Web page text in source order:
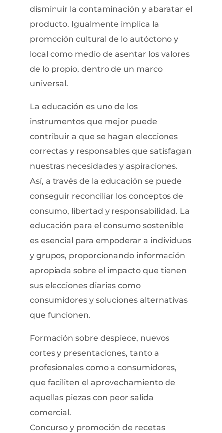
disminuir la contaminación y abaratar el
producto. Igualmente implica la
promoción cultural de lo autóctono y
local como medio de asentar los valores
de lo propio, dentro de un marco
universal.
La educación es uno de los
instrumentos que mejor puede
contribuir a que se hagan elecciones
correctas y responsables que satisfagan
nuestras necesidades y aspiraciones.
Así, a través de la educación se puede
conseguir reconciliar los conceptos de
consumo, libertad y responsabilidad. La
educación para el consumo sostenible
es esencial para empoderar a individuos
y grupos, proporcionando información
apropiada sobre el impacto que tienen
sus elecciones diarias como
consumidores y soluciones alternativas
que funcionen.
Formación sobre despiece, nuevos
cortes y presentaciones, tanto a
profesionales como a consumidores,
que faciliten el aprovechamiento de
aquellas piezas con peor salida
comercial.
Concurso y promoción de recetas